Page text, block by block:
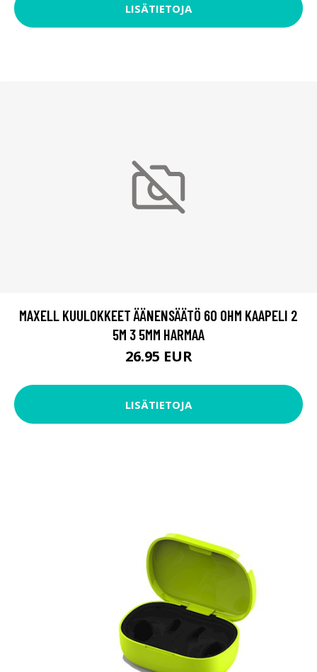
LISÄTIETOJA
MAXELL KUULOKKEET ÄÄNENSÄÄTÖ 60 OHM KAAPELI 2
5M 3 5MM HARMAA
26.95 EUR
LISÄTIETOJA